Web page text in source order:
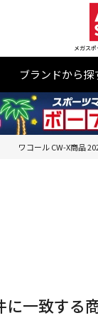
メガス
ブランドから探
ワコール CW-X商品
一致する